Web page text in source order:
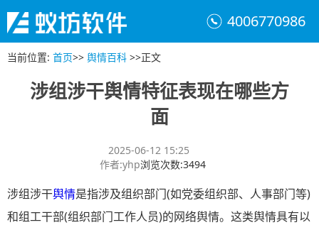
4006770986
当前位置: 首页>> 舆情百科 >>正文
涉组涉干舆情特征表现在哪些方
面
2025-06-12 15:25
作者:yhp浏览次数:3494
涉组涉干舆情是指涉及组织部门(如党委组织部、人事部门等)
和组工干部(组织部门工作人员)的网络舆情。这类舆情具有以